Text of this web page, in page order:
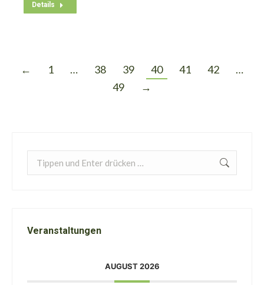
Details
← 1 … 38 39 40 41 42
…
49
→
Search:
Veranstaltungen
AUGUST 2026